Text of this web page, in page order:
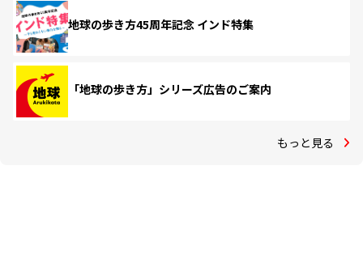
地球の歩き方45周年記念 インド特集
「地球の歩き方」シリーズ広告のご案内
もっと見る